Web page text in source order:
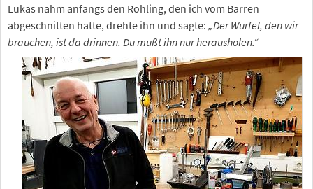
Lukas nahm anfangs den Rohling, den ich vom Barren
abgeschnitten hatte, drehte ihn und sagte: „Der Würfel, den wir
brauchen, ist da drinnen. Du mußt ihn nur herausholen.“